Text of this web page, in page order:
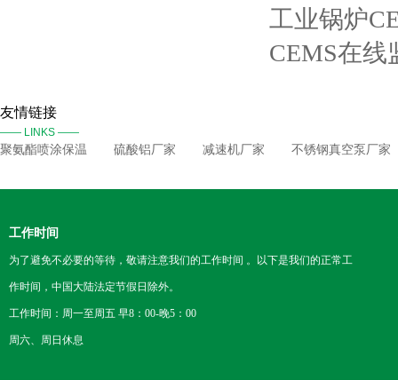
工业锅炉
CEMS在线
友情链接
—— LINKS ——
聚氨酯喷涂保温 硫酸铝厂家 减速机厂家 不锈钢真空泵厂家
工作时间
为了避免不必要的等待，敬请注意我们的工作时间 。以下是我们的正常工
作时间，中国大陆法定节假日除外。
工作时间：周一至周五 早8：00-晚5：00
周六、周日休息